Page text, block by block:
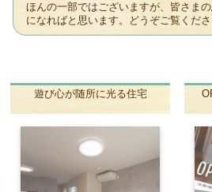
ほんの一部ではございますが、皆さま
になればと思います。どうぞご覧くださ
遊び心が随所に光る住宅